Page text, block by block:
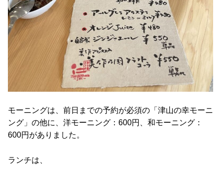
モーニングは、前日までの予約が必須の「津山の幸モーニ
ング」の他に、洋モーニング：600円、和モーニング：
600円がありました。
ランチは、